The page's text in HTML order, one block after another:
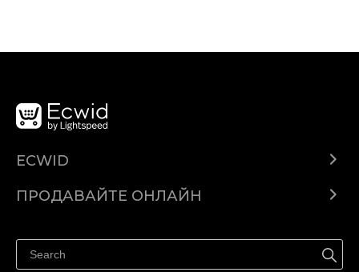
ECWID
Помощен център
ПРОДАВАЙТЕ ОНЛАЙН
Продавайте във Facebook
Продавайте в Instagram